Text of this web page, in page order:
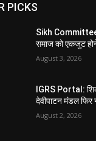
PICKS
Sikh Committee:
समाज को एकजुट
August 3, 2026
IGRS Portal:
देवीपाटन मंडल फिर
August 2, 2026